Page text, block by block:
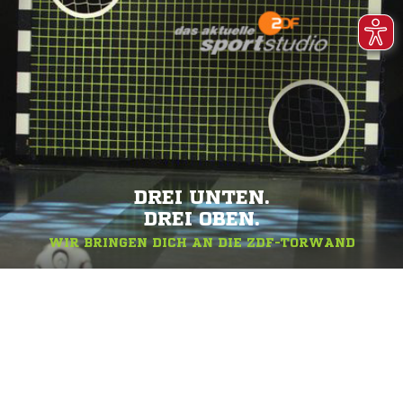
DREI UNTEN.
DREI OBEN.
WIR BRINGEN DICH AN DIE ZDF-TORWAND